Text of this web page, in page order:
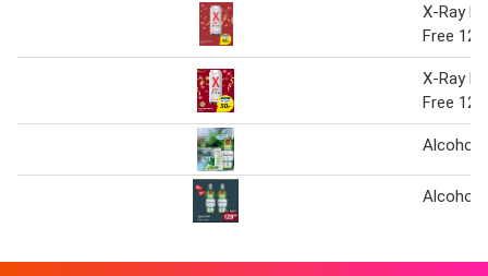
X-Ray
Free 12
X-Ray
Free 12
Alcohol
Alcohol